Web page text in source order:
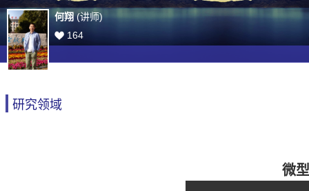
何翔(讲师)
164
研究领域
微